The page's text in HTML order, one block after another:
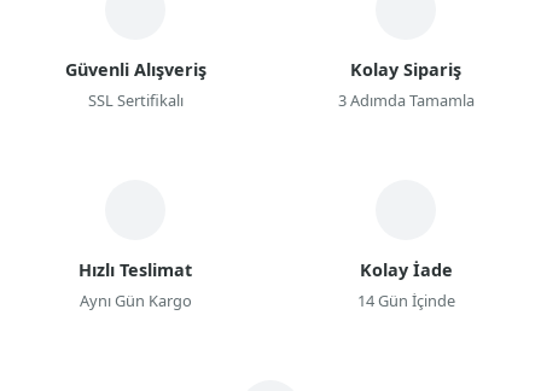
Güvenli Alışveriş
SSL Sertifikalı
Kolay Sipariş
3 Adımda Tamamla
Hızlı Teslimat
Aynı Gün Kargo
Kolay İade
14 Gün İçinde